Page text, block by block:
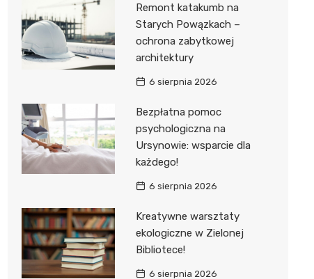
Remont katakumb na
Starych Powązkach –
ochrona zabytkowej
architektury
6 sierpnia 2026
Bezpłatna pomoc
psychologiczna na
Ursynowie: wsparcie dla
każdego!
6 sierpnia 2026
Kreatywne warsztaty
ekologiczne w Zielonej
Bibliotece!
6 sierpnia 2026